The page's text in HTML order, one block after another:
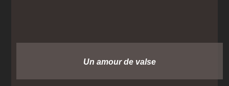
Un amour de valse